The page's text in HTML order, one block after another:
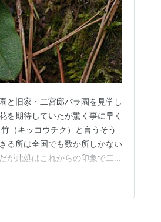
と旧家・二宮邸バラ園を見学し
を期待していたが驚く事に早く
（キッコウチク）と言うそう
る所は全国でも数か所しかない
が此処はこれからの印象で二宮
はなく目に止まったのがこれ。
の…